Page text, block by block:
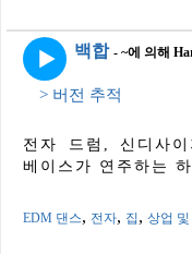
백합 - ~에 의해
> 버전 추적
전자 드럼, 신디사
베이스가 연주하는
EDM 댄스, 전자, 집, 상업 및